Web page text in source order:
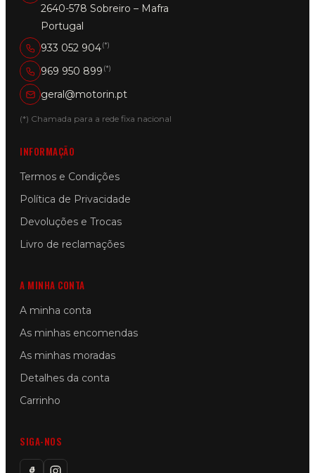
2640-578 Sobreiro – Mafra
Portugal
933 052 904(*)
969 950 899 (*)
geral@motorin.pt
(*) Chamada para a rede fixa nacional
INFORMAÇÃO
Termos e Condições
Política de Privacidade
Devoluções e Trocas
Livro de reclamações
A MINHA CONTA
A minha conta
As minhas encomendas
As minhas moradas
Detalhes da conta
Carrinho
SIGA-NOS